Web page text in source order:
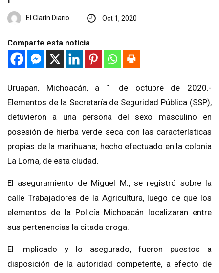
El Clarín Diario Oct 1, 2020
Comparte esta noticia
Uruapan, Michoacán, a 1 de octubre de 2020.-
Elementos de la Secretaría de Seguridad Pública (SSP),
detuvieron a una persona del sexo masculino en
posesión de hierba verde seca con las características
propias de la marihuana; hecho efectuado en la colonia
La Loma, de esta ciudad.
El aseguramiento de Miguel M., se registró sobre la
calle Trabajadores de la Agricultura, luego de que los
elementos de la Policía Michoacán localizaran entre
sus pertenencias la citada droga.
El implicado y lo asegurado, fueron puestos a
disposición de la autoridad competente, a efecto de